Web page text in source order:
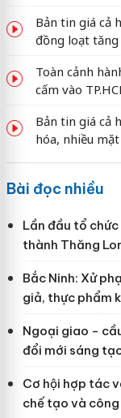
Bản tin giá cả
đồng loạt tăng
Toàn cảnh
cấm vào
Bản tin giá cả
hóa, nhiều
Bài đọc nhiều
Lần đầu tổ
thành Thăng
Bắc Ninh: Xử
giả, thực phẩm
Ngoại giao -
đổi mới sáng
Cơ hội hợp tác
chế tạo và